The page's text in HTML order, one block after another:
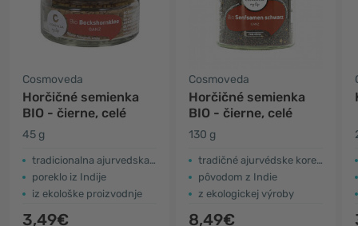
Cosmoveda
Horčičné semienka
BIO - čierne, celé
45 g
tradicionalna ajurvedska začimba
poreklo iz Indije
iz ekološke proizvodnje
3,49€
Cosmoveda
Horčičné semienka
BIO - čierne, celé
130 g
tradičné ajurvédske korenie
pôvodom z Indie
z ekologickej výroby
8,49€